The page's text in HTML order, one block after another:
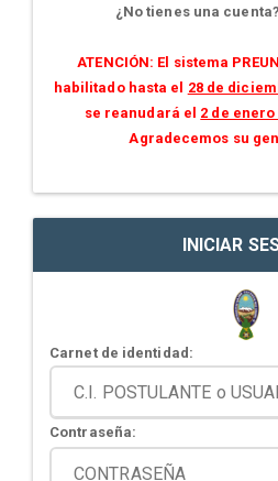
¿No tienes una cuenta?
ATENCIÓN: El sistema
habilitado hasta el 28 de
se reanudará el 2 de
Agradecemos su
INICIAR
Carnet de identidad:
Contraseña: